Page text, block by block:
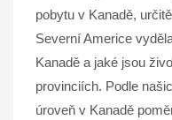
pobytu v Kanadě,
Severní Americe
Kanadě a jaké jsou
provinciích. Podle
úroveň v Kanadě